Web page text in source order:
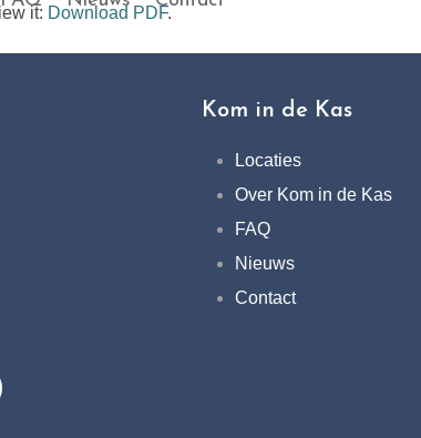
it: Download PDF.
Kom in de Kas
Locaties
Over Kom in de Kas
FAQ
Nieuws
Contact